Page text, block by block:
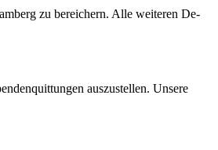
zu be­rei­chern. Alle wei­te­ren De­
aus­zu­stel­len. Un­se­re